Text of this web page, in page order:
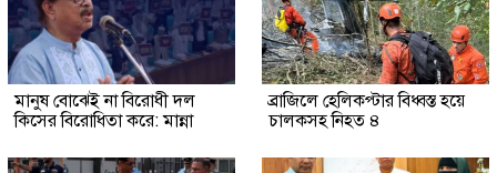
মানুষ বোঝেই না বিরোধী দল
কিসের বিরোধিতা করে: মান্না
ব্রাজিলে হেলিকপ্টার বিধ্বস্ত হয়ে
চালকসহ নিহত ৪